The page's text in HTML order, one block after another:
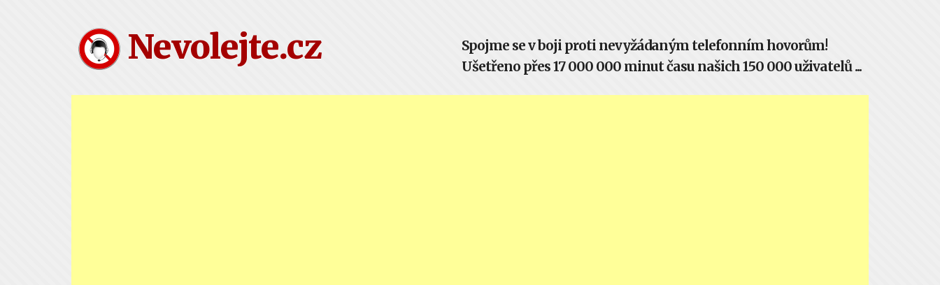
Nevolejte.cz
Spojme se v boji proti nevyžádaným telefonním hovorům!
Ušetřeno přes 17 000 000 minut času našich 150 000 uživatelů ...